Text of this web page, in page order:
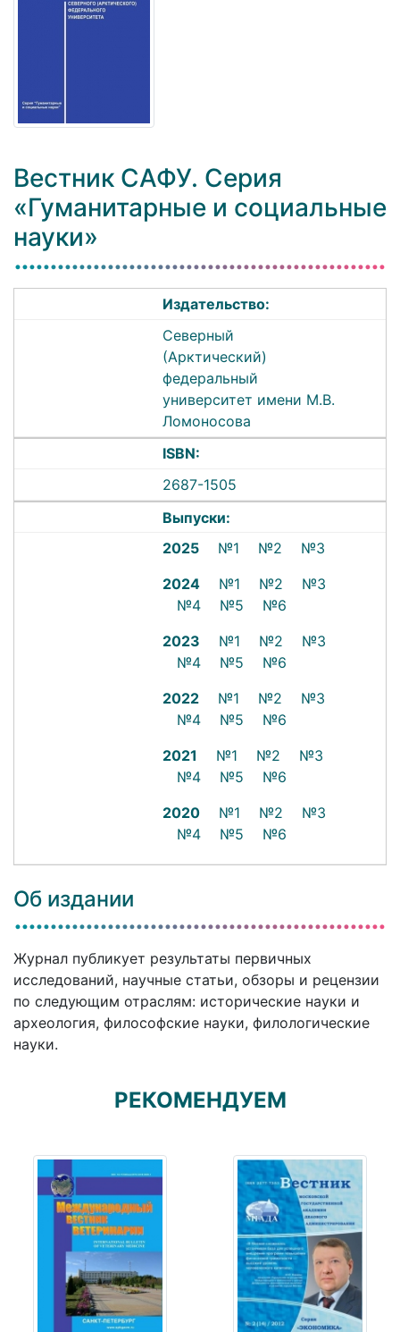
Вестник САФУ. Серия
«Гуманитарные и социальные
науки»
Издательство:
Северный
(Арктический)
федеральный
университет имени М.В.
Ломоносова
ISBN:
2687-1505
Выпуски:
2025
№1 №2
№3
2024
№1 №2
№3
№4
№5
№6
2023
№1 №2
№3
№4
№5
№6
2022
№1 №2
№3
№4
№5
№6
2021
№1 №2
№3
№4
№5
№6
2020
№1 №2
№3
№4
№5 №6
Об издании
Журнал публикует результаты первичных
исследований, научные статьи, обзоры и рецензии
по следующим отраслям: исторические науки и
археология, философские науки, филологические
науки.
РЕКОМЕНДУЕМ